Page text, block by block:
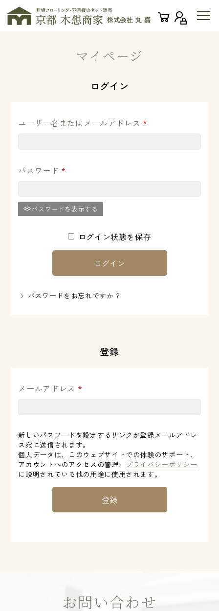
マイページ
ログイン
ユーザー名またはメールアドレス *
パスワード *
ログイン状態を保存
ログイン
パスワードをお忘れですか ?
登録
メールアドレス *
新しいパスワードを設定するリンクが登録メールアドレ
ス宛に送信されます。
個人データは、このウェブサイトでの体験のサポート、
アカウントへのアクセスの管理、 プライバシーポリシー
に説明されている他の用途に使用されます。
登録
お問い合わせ